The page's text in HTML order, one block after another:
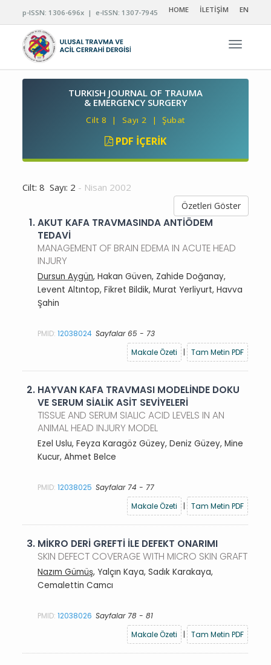
p-ISSN: 1306-696x | e-ISSN: 1307-7945 HOME İLETİŞİM EN
TURKISH JOURNAL OF TRAUMA
& EMERGENCY SURGERY
Cilt 8 | Sayı 2 | Şubat
PDF İÇERIK
Cilt: 8 Sayı: 2 - Nisan 2002
Özetleri Göster
1.AKUT KAFA TRAVMASINDA ANTİÖDEM
TEDAVİ
MANAGEMENT OF BRAIN EDEMA IN ACUTE HEAD
INJURY
Dursun Aygün, Hakan Güven, Zahide Doğanay,
Levent Altıntop, Fikret Bildik, Murat Yerliyurt, Havva
Şahin
PMID:12038024 Sayfalar 65 - 73
Makale Özeti
| Tam Metin PDF
2. HAYVAN KAFA TRAVMASI MODELİNDE DOKU
VE SERUM SİALİK ASİT SEVİYELERİ
TISSUE AND SERUM SIALIC ACID LEVELS IN AN
ANIMAL HEAD INJURY MODEL
Ezel Uslu, Feyza Karagöz Güzey, Deniz Güzey, Mine
Kucur, Ahmet Belce
PMID:12038025 Sayfalar 74 - 77
Makale Özeti
| Tam Metin PDF
3. MİKRO DERİ GREFTİ İLE DEFEKT ONARIMI
SKIN DEFECT COVERAGE WITH MICRO SKIN GRAFT
Nazım Gümüş, Yalçın Kaya, Sadık Karakaya,
Cemalettin Camcı
PMID:12038026 Sayfalar 78 - 81
Makale Özeti
| Tam Metin PDF